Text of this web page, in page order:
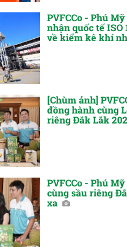
PVFCCo - Phú
nhận quốc tế ISO
về kiểm kê khí
[Chùm ảnh]
đồng hành cùng
riêng Đắk Lắk
PVFCCo - Phú
cùng sầu riêng
xa